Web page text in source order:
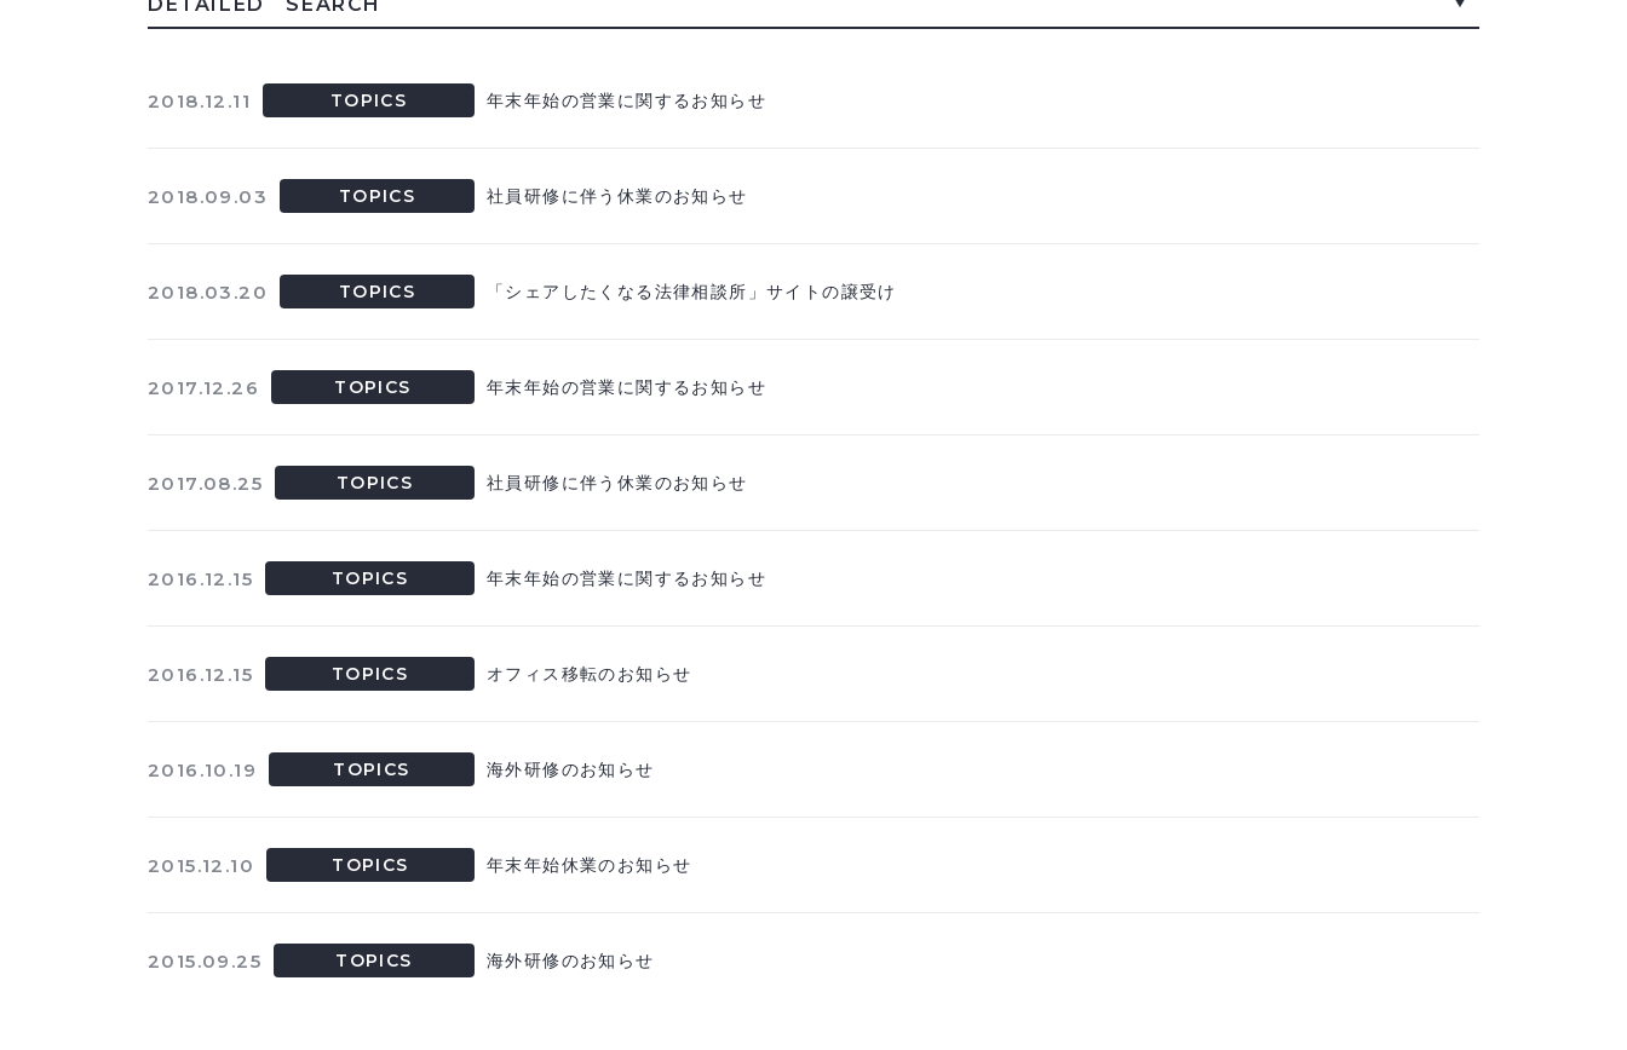
2018.12.11 TOPICS 年末年始の営業に関するお知らせ
2018.09.03 TOPICS 社員研修に伴う休業のお知らせ
2018.03.20 TOPICS 「シェアしたくなる法律相談所」サイトの譲受け
2017.12.26 TOPICS 年末年始の営業に関するお知らせ
2017.08.25 TOPICS 社員研修に伴う休業のお知らせ
2016.12.15 TOPICS 年末年始の営業に関するお知らせ
2016.12.15 TOPICS オフィス移転のお知らせ
2016.10.19 TOPICS 海外研修のお知らせ
2015.12.10 TOPICS 年末年始休業のお知らせ
2015.09.25 TOPICS 海外研修のお知らせ